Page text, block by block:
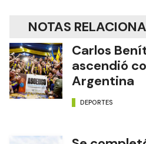
NOTAS
Carlos
ascendió
Argentina
DEPORTES